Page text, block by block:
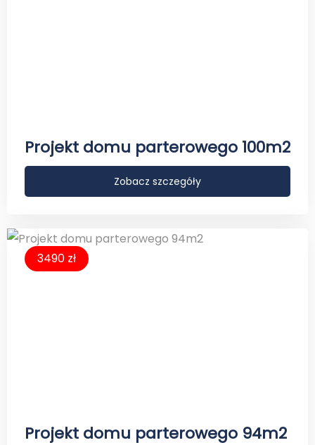
Projekt domu parterowego 100m2
Zobacz szczegóły
3490 zł
Projekt domu parterowego 94m2